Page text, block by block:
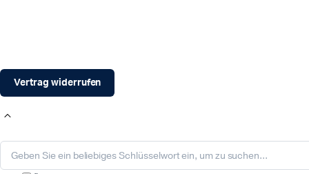
Vertrag widerrufen